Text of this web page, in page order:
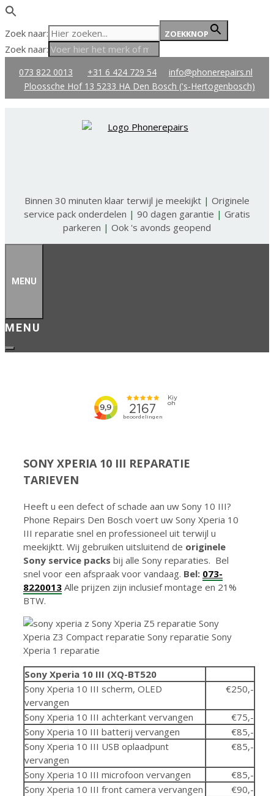
Zoek naar: ZOEKKNOP
Zoek naar:
naar073 822 0013 +31 6 424 729 54
info@phonerepairs.nl
Ploossche Hof 13 5233 HA Den Bosch ('s-Hertogenbosch)
Binnen 30 minuten klaar terwijl je meekijkt | Originele
service pack onderdelen | 90 dagen garantie | Gratis
parkeren | Ook 's avonds geopend
MENU
SONY XPERIA 10 III REPARATIE
TARIEVEN
Heeft u een defect of schade aan uw Sony 10 III?
Phone Repairs Den Bosch voert uw Sony Xperia 10
III reparatie snel en professioneel uit terwijl u
meekijktt. Wij gebruiken uitsluitend de originele
Sony service packs bij alle Sony reparaties. Bel
snel voor een afspraak voor vandaag. Bel: 073-
8220013 Alle prijzen zijn inclusief montage en 21%
BTW.
Sony Xperia 10 III (XQ-BT520
Sony Xperia 10 III scherm, OLED
vervangen
€250,-
Sony Xperia 10 III achterkant vervangen
€75,-
Sony Xperia 10 III batterij vervangen
€85,-
Sony Xperia 10 III USB oplaadpunt
vervangen
€85,-
Sony Xperia 10 III microfoon vervangen
€85,-
Sony Xperia 10 III front camera vervangen
€90,-